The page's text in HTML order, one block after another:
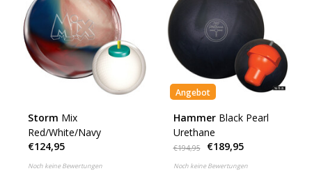
Storm Mix
Red/White/Navy
€124,95
Noch keine Bewertungen
Angebot
Hammer Black Pearl
Urethane
€194,95 €189,95
Noch keine Bewertungen